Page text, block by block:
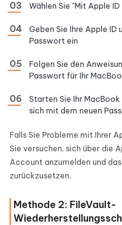
Wählen Sie "Mit Apple
Geben Sie Ihre Apple ID
Passwort ein
Folgen Sie den
Passwort für Ihr
Starten Sie Ihr MacBook
sich mit dem neuen
Falls Sie Probleme mit Ihrer
Sie versuchen, sich über die
Account anzumelden und
zurückzusetzen.
Methode 2: FileVault-